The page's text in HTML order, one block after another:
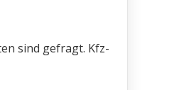
sind gefragt. Kfz-